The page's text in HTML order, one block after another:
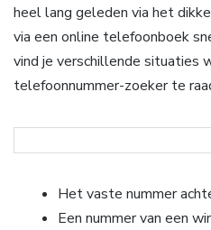
heel lang geleden via het
via een online telefoonboek
vind je verschillende situaties
telefoonnummer-zoeker te
Het vaste nummer
Een nummer van een